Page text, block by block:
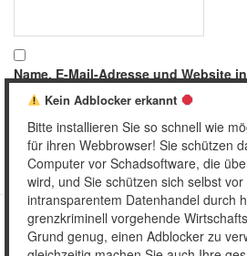
Name, E-Mail-Adresse und Website
meinen nächsten Kommentar
Copyright © 2026 Unser
Kein Adblocker erkannt
Bitte installieren Sie so schnell wie
für ihren Webbrowser! Sie schützen
Computer vor Schadsoftware, die
wird, und Sie schützen sich selbst
intransparentem Datenhandel durch
grenzkriminell vorgehende
Grund genug, einen Adblocker zu